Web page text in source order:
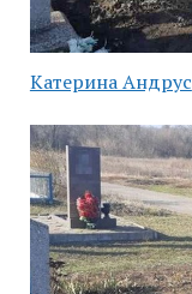
Катерина Андрус